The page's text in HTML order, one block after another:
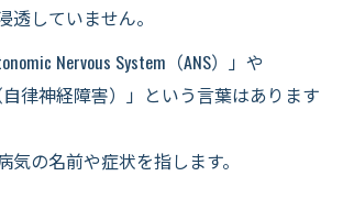
透していません。
Nervous System（ANS）」や
自律神経障害）」という言葉はあります
気の名前や症状を指します。